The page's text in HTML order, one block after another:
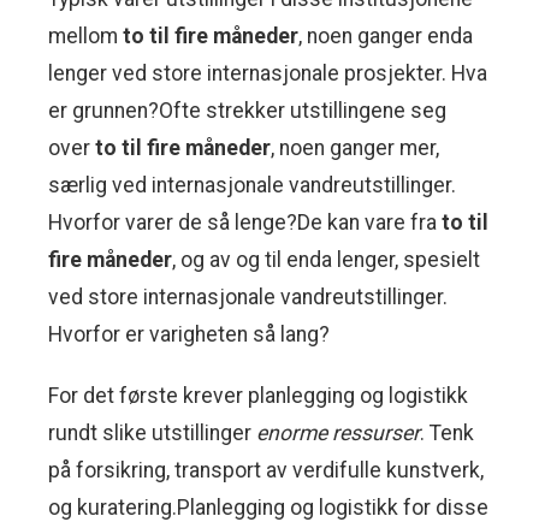
mellom to til fire måneder, noen ganger enda
lenger ved store internasjonale prosjekter. Hva
er grunnen?Ofte strekker utstillingene seg
over to til fire måneder, noen ganger mer,
særlig ved internasjonale vandreutstillinger.
Hvorfor varer de så lenge?De kan vare fra to til
fire måneder, og av og til enda lenger, spesielt
ved store internasjonale vandreutstillinger.
Hvorfor er varigheten så lang?
For det første krever planlegging og logistikk
rundt slike utstillinger enorme ressurser. Tenk
på forsikring, transport av verdifulle kunstverk,
og kuratering.Planlegging og logistikk for disse